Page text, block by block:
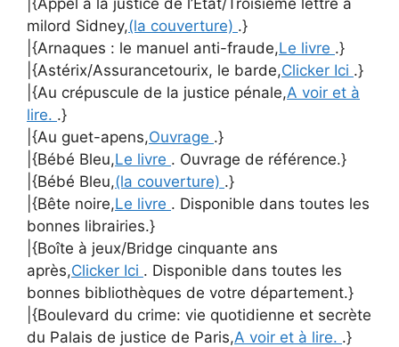
|{Appel à la justice de l’État/Troisième lettre à
milord Sidney,(la couverture) .}
|{Arnaques : le manuel anti-fraude,Le livre .}
|{Astérix/Assurancetourix, le barde,Clicker Ici .}
|{Au crépuscule de la justice pénale,A voir et à
lire. .}
|{Au guet-apens,Ouvrage .}
|{Bébé Bleu,Le livre . Ouvrage de référence.}
|{Bébé Bleu,(la couverture) .}
|{Bête noire,Le livre . Disponible dans toutes les
bonnes librairies.}
|{Boîte à jeux/Bridge cinquante ans
après,Clicker Ici . Disponible dans toutes les
bonnes bibliothèques de votre département.}
|{Boulevard du crime: vie quotidienne et secrète
du Palais de justice de Paris,A voir et à lire. .}